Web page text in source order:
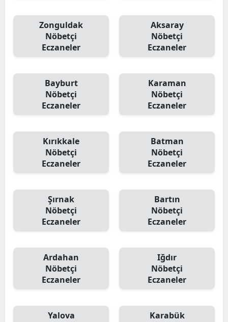
Zonguldak
Nöbetçi
Eczaneler
Aksaray
Nöbetçi
Eczaneler
Bayburt
Nöbetçi
Eczaneler
Karaman
Nöbetçi
Eczaneler
Kırıkkale
Nöbetçi
Eczaneler
Batman
Nöbetçi
Eczaneler
Şırnak
Nöbetçi
Eczaneler
Bartın
Nöbetçi
Eczaneler
Ardahan
Nöbetçi
Eczaneler
Iğdır
Nöbetçi
Eczaneler
Yalova
Karabük